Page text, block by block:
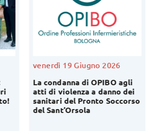
venerdì 19 Giugno 2026
La condanna di OPIBO agli
atti di violenza a danno dei
sanitari del Pronto Soccorso
del Sant’Orsola